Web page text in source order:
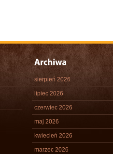
sierpień 2026
lipiec 2026
czerwiec 2026
maj 2026
kwiecień 2026
marzec 2026